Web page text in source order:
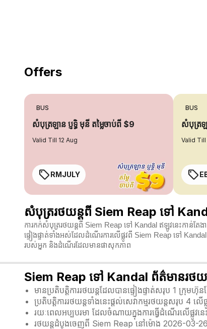
Offers
BUS
សំបុត្រឡាន ប្ញទ្ធិ មុនី តម្លៃចាប់ពី $9
Valid Till 12 Aug
RMJULY
BUS
សំបុត្រ
Valid Till
សំបុត្ររថយន្តពី Siem Reap ទៅ
ការកក់សំបុត្ររថយន្តពី Siem Reap ទៅ Kandal ឥឡូវនេះកាន់ត
ផ្ទៀងផ្ទាត់ទាំងអស់ដែលដំណើរការលើផ្លូវពី Siem Reap ទៅ
របស់អ្នក និងដំណើរដែលមានផាសុកភាព
Siem Reap ទៅ Kandal ព័ត៌មានរថយន្
មានប្រតិបត្តិការរថយន្តដែលបានផ្ទៀងផ្ទាត់សរុប 1 ក្រុម
ប្រតិបត្តិការរថយន្តទាំងនេះផ្តល់សេវាកម្មរថយន្តសរុប 4 លើផ្
រយៈពេលអប្បបរមា ដែលចំណាយក្នុងការធ្វើដំណើរលើផ្លូវន
រថយន្តដំបូងចេញពី Siem Reap នៅម៉ោង 2026-03-